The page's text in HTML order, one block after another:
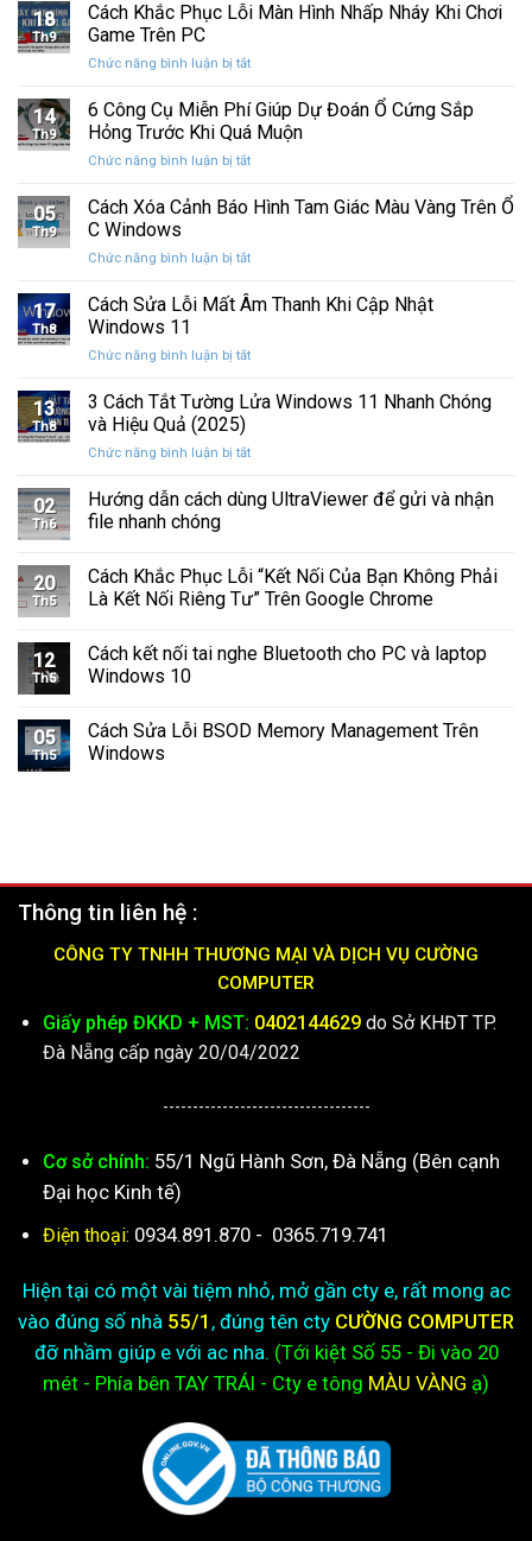
mò
lớn
quan
trọng
12
Sửa
Memory
Trên
Windows
18
Th9
Cách Khắc Phục Lỗi Màn Hình Nhấp Nháy Khi Chơi
Game Trên PC
Chức năng bình luận bị tắtở
Khắc
Phục
Lỗi
Màn
Nhấp
Chơi
Trên
14
Th9
6 Công Cụ Miễn Phí Giúp Dự Đoán Ổ Cứng Sắp
Hỏng Trước Khi Quá Muộn
Chức năng bình luận bị tắtở
Công
Phí
Dự
Cứng
Hỏng
05
Th9
Cách Xóa Cảnh Báo Hình Tam Giác Màu Vàng Trên Ổ
C Windows
Chức năng bình luận bị tắtở
Xóa
Hình
Giác
Trên
C
17
Th8
Cách Sửa Lỗi Mất Âm Thanh Khi Cập Nhật
Windows 11
Chức năng bình luận bị tắtở
Sửa
Âm
Khi
11
13
Th8
3 Cách Tắt Tường Lửa Windows 11 Nhanh Chóng
và Hiệu Quả (2025)
Chức năng bình luận bị tắtở
Cách
Tắt
Windows
11
và
02
Th6
Hướng dẫn cách dùng UltraViewer để gửi và nhận
file nhanh chóng
20
Th5
Cách Khắc Phục Lỗi “Kết Nối Của Bạn Không Phải
Là Kết Nối Riêng Tư” Trên Google Chrome
12
Th5
Cách kết nối tai nghe Bluetooth cho PC và laptop
Windows 10
05
Th5
Cách Sửa Lỗi BSOD Memory Management Trên
Windows
Thông tin liên hệ :
CÔNG TY TNHH THƯƠNG MẠI VÀ DỊCH VỤ CƯỜNG
COMPUTER
Giấy phép ĐKKD + MST: 0402144629do Sở KHĐT TP.
Đà Nẵng cấp ngày 20/04/2022
-----------------------------------
Cơ sở chính: 55/1 Ngũ Hành Sơn, Đà Nẵng (Bên cạnh
Đại học Kinh tế)
Điện thoại: 0934.891.870 - 0365.719.741
Hiện tại có một vài tiệm nhỏ, mở gần cty e, rất mong ac
vào đúng số nhà 55/1 , đúng tên cty CƯỜNG COMPUTER
đỡ nhầm giúp e với ac nha. (Tới kiệtSố 55 - Đi vào 20
mét - Phía bên TAY TRÁI - Cty e tông MÀU VÀNG ạ)